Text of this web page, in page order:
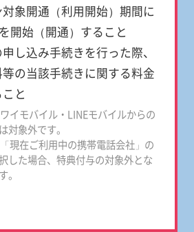
象開通（利用開始）期間に
開始（開通）すること
し込み手続きを行った際、
の当該手続きに関する料金
と
イモバイル・LINEモバイルからの
対象外です。
現在ご利用中の携帯電話会社」の
した場合、特典付与の対象外とな
。